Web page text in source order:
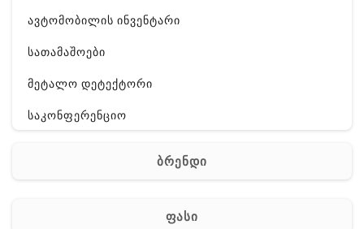
ავტომობილის ინვენტარი
სათამაშოები
მეტალო დეტექტორი
საკონფერენციო
რაცია
ბრენდი
ფასი